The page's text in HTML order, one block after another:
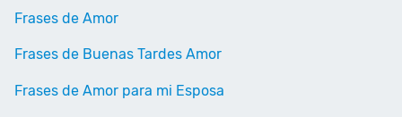
Frases de Amor
Frases de Buenas Tardes Amor
Frases de Amor para mi Esposa